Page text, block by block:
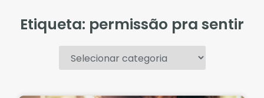
Etiqueta: permissão pra sentir
.